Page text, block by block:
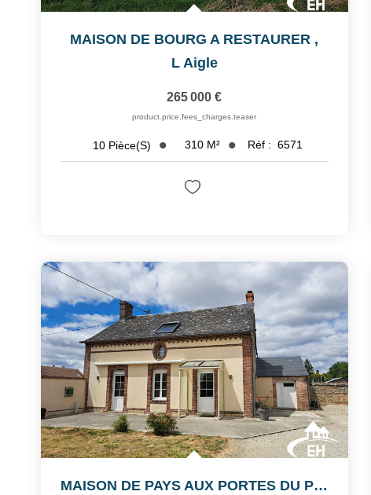
MAISON DE BOURG A RESTAURER ,
L Aigle
265 000 €
product.price.fees_charges.teaser
10 Pièce(s) 310 M² Réf : 6571
MAISON DE PAYS AUX PORTES DU PERCHE